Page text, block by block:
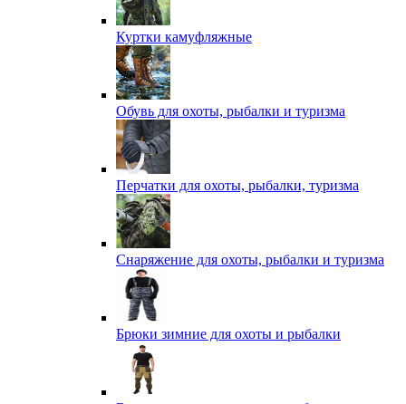
Куртки камуфляжные
Обувь для охоты, рыбалки и туризма
Перчатки для охоты, рыбалки, туризма
Снаряжение для охоты, рыбалки и туризма
Брюки зимние для охоты и рыбалки